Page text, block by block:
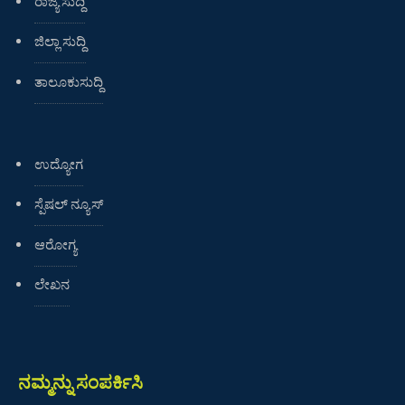
ಜಿಲ್ಲಾ ಸುದ್ದಿ
ತಾಲೂಕುಸುದ್ದಿ
ಉದ್ಯೋಗ
ಸ್ಪೆಷಲ್ ನ್ಯೂಸ್
ಆರೋಗ್ಯ
ಲೇಖನ
ನಮ್ಮನ್ನು ಸಂಪರ್ಕಿಸಿ